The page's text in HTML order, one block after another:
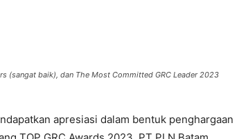
(sangat baik), dan The Most Committed GRC Leader 2023
apresiasi dalam bentuk penghargaan